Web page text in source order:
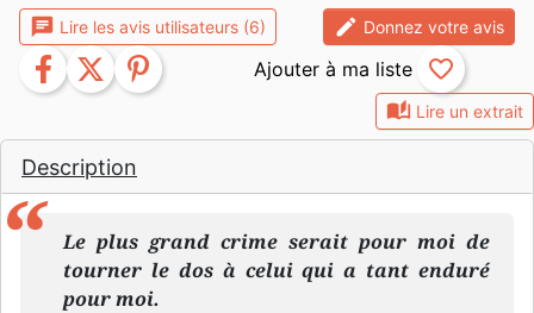
auto_stories Lire un extrait
Description
Le plus grand crime serait pour moi de
tourner le dos à celui qui a tant enduré
pour moi.
chat Lire les avis utilisateurs (6) edit Donnez votre avis
facebook twitter pinterest favorite_border